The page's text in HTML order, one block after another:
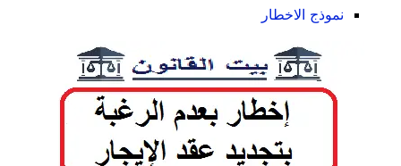
نموذج الاخطار